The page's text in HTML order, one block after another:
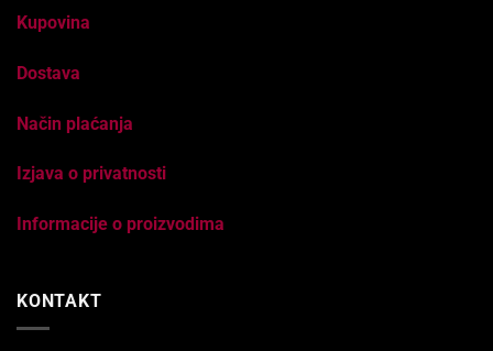
Kupovina
Dostava
Način plaćanja
Izjava o privatnosti
Informacije o proizvodima
KONTAKT